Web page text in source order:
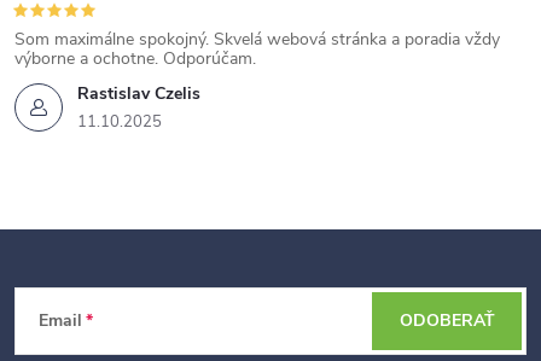
Rastislav Czelis
11.10.2025
Som maximálne spokojný. Skvelá webová stránka a poradia vždy
výborne a ochotne. Odporúčam.
Email ODOBERAŤ